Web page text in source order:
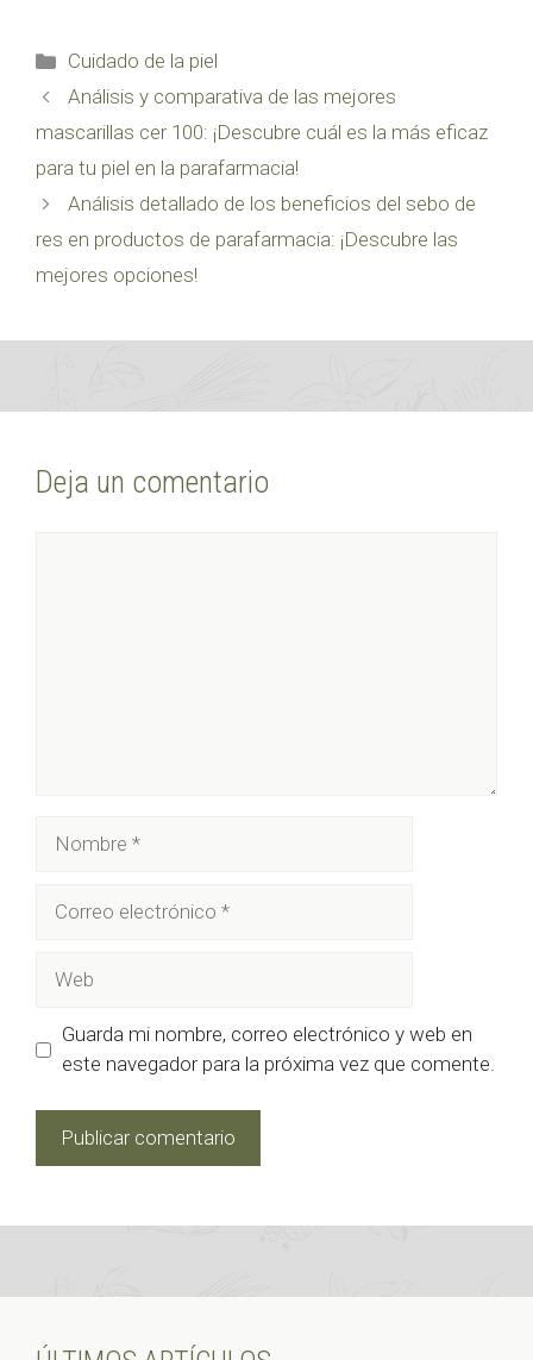
Categorías
Cuidado de la piel
Análisis y comparativa de las mejores
mascarillas cer 100: ¡Descubre cuál es la más eficaz
para tu piel en la parafarmacia!
Análisis detallado de los beneficios del sebo de
res en productos de parafarmacia: ¡Descubre las
mejores opciones!
Deja un comentario
Guarda mi nombre, correo electrónico y web en
este navegador para la próxima vez que comente.